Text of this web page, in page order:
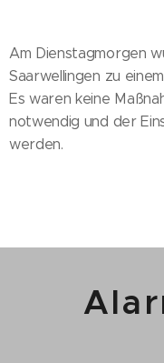
Am Dienstagmorgen
Saarwellingen zu
Es waren keine
notwendig und der
werden.